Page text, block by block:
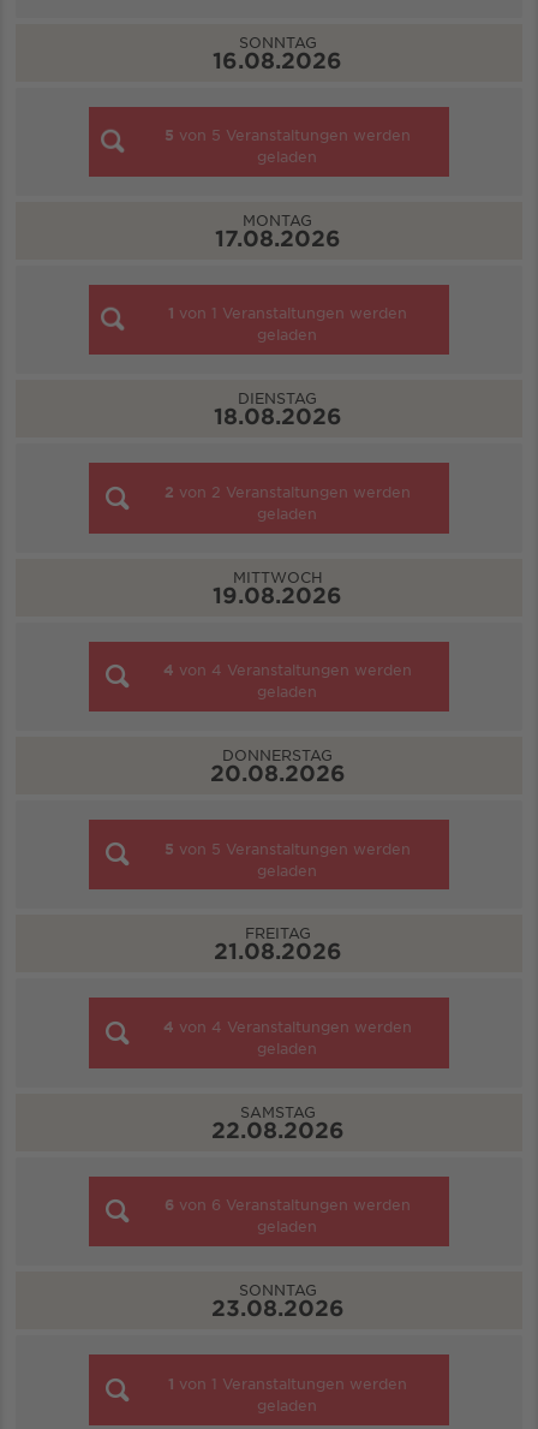
SONNTAG
16.08.2026
5 von 5 Veranstaltungen werden
geladen
MONTAG
17.08.2026
1 von 1 Veranstaltungen werden
geladen
DIENSTAG
18.08.2026
2 von 2 Veranstaltungen werden
geladen
MITTWOCH
19.08.2026
4 von 4 Veranstaltungen werden
geladen
DONNERSTAG
20.08.2026
5 von 5 Veranstaltungen werden
geladen
FREITAG
21.08.2026
4 von 4 Veranstaltungen werden
geladen
SAMSTAG
22.08.2026
6 von 6 Veranstaltungen werden
geladen
SONNTAG
23.08.2026
1 von 1 Veranstaltungen werden
geladen